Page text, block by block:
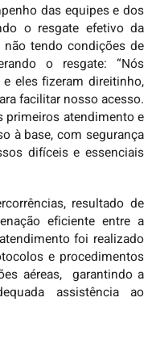
das equipes e dos
o resgate efetivo da
tendo condições de
o resgate: “Nós
eles fizeram direitinho,
facilitar nosso acesso.
primeiros atendimento e
à base, com segurança
difíceis e essenciais
resultado de
eficiente entre a
foi realizado
e procedimentos
aéreas, garantindo a
assistência ao